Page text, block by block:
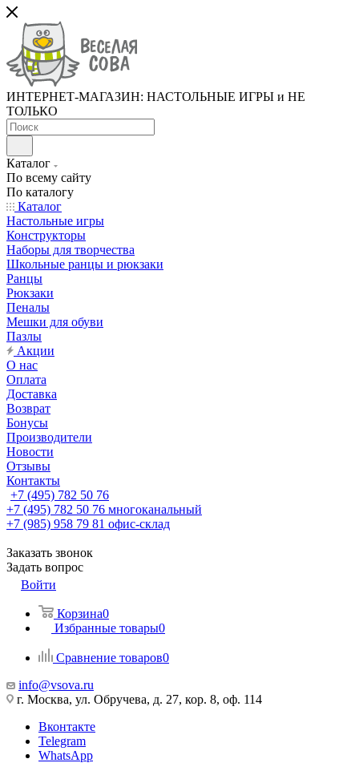
ИНТЕРНЕТ-МАГАЗИН: НАСТОЛЬНЫЕ ИГРЫ и НЕ
ТОЛЬКО
Каталог
По всему сайту
По каталогу
Каталог
Настольные игры
Конструкторы
Наборы для творчества
Школьные ранцы и рюкзаки
Ранцы
Рюкзаки
Пеналы
Мешки для обуви
Пазлы
Акции
О нас
Оплата
Доставка
Возврат
Бонусы
Производители
Новости
Отзывы
Контакты
+7 (495) 782 50 76
+7 (495) 782 50 76 многоканальный
+7 (985) 958 79 81 офис-склад
Заказать звонок
Задать вопрос
Войти
Корзина0
Избранные товары0
Сравнение товаров0
info@vsova.ru
г. Москва, ул. Обручева, д. 27, кор. 8, оф. 114
Вконтакте
Telegram
WhatsApp